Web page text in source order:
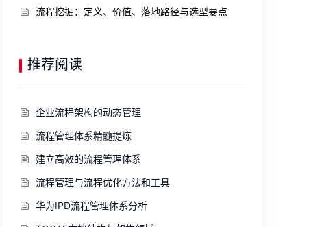
流程挖掘：定义、价值、落地路径与选型要点
推荐阅读
企业流程架构的动态管理
流程管理体系精髓提炼
建立高效的流程管理体系
流程管理与流程优化方法和工具
华为IPD流程管理体系分析​